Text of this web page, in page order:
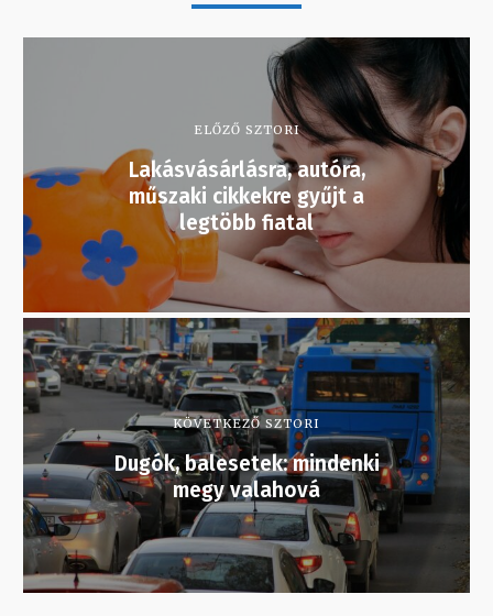
ELŐZŐ SZTORI
Lakásvásárlásra, autóra,
műszaki cikkekre gyűjt a
legtöbb fiatal
KÖVETKEZŐ SZTORI
Dugók, balesetek: mindenki
megy valahová